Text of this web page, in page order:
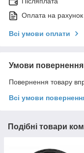
Оплата на рахунок
Всі умови оплати
Умови повернення
Повернення товару
Всі умови
Подібні товари